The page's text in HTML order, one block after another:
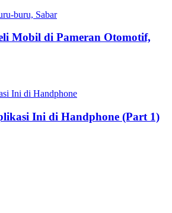
Mobil di Pameran Otomotif,
Ini di Handphone (Part 1)